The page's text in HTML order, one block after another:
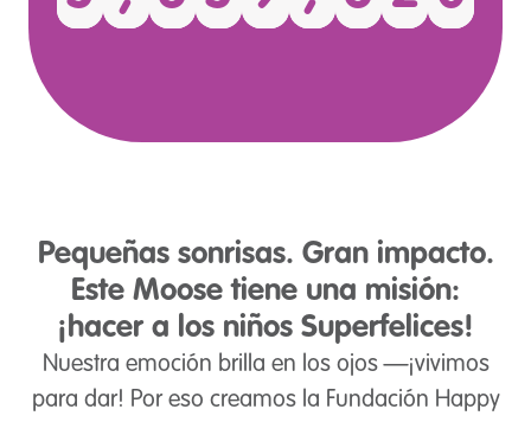
Pequeñas sonrisas. Gran impacto.
Este Moose tiene una misión:
¡hacer a los niños Superfelices!
Nuestra emoción brilla en los ojos —¡vivimos
para dar! Por eso creamos la Fundación Happy